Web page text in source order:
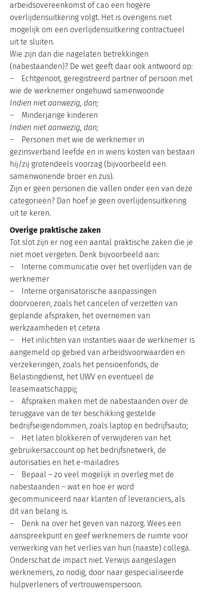
arbeidsovereenkomst of cao een hogere
overlijdensuitkering volgt. Het is overigens niet
mogelijk om een overlijdensuitkering contractueel
uit te sluiten.
Wie zijn dan die nagelaten betrekkingen
(nabestaanden)? De wet geeft daar ook antwoord op:
– Echtgenoot, geregistreerd partner of persoon met
wie de werknemer ongehuwd samenwoonde
Indien niet aanwezig, dan;
– Minderjarige kinderen
Indien niet aanwezig, dan;
– Personen met wie de werknemer in
gezinsverband leefde en in wiens kosten van bestaan
hij/zij grotendeels voorzag (bijvoorbeeld een
samenwonende broer en zus).
Zijn er geen personen die vallen onder een van deze
categorieën? Dan hoef je geen overlijdensuitkering
uit te keren.
Overige praktische zaken
Tot slot zijn er nog een aantal praktische zaken die je
niet moet vergeten. Denk bijvoorbeeld aan:
– Interne communicatie over het overlijden van de
werknemer
– Interne organisatorische aanpassingen
doorvoeren, zoals het cancelen of verzetten van
geplande afspraken, het overnemen van
werkzaamheden et cetera
– Het inlichten van instanties waar de werknemer is
aangemeld op gebied van arbeidsvoorwaarden en
verzekeringen, zoals het pensioenfonds, de
Belastingdienst, het UWV en eventueel de
leasemaatschappij;
– Afspraken maken met de nabestaanden over de
teruggave van de ter beschikking gestelde
bedrijfseigendommen, zoals laptop en bedrijfsauto;
– Het laten blokkeren of verwijderen van het
gebruikersaccount op het bedrijfsnetwerk, de
autorisaties en het e-mailadres
– Bepaal – zo veel mogelijk in overleg met de
nabestaanden – wat en hoe er word
gecommuniceerd naar klanten of leveranciers, als
dit van belang is.
– Denk na over het geven van nazorg. Wees een
aanspreekpunt en geef werknemers de ruimte voor
verwerking van het verlies van hun (naaste) collega.
Onderschat de impact niet. Verwijs aangeslagen
werknemers, zo nodig, door naar gespecialiseerde
hulpverleners of vertrouwenspersoon.